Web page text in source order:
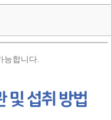
능합니다.